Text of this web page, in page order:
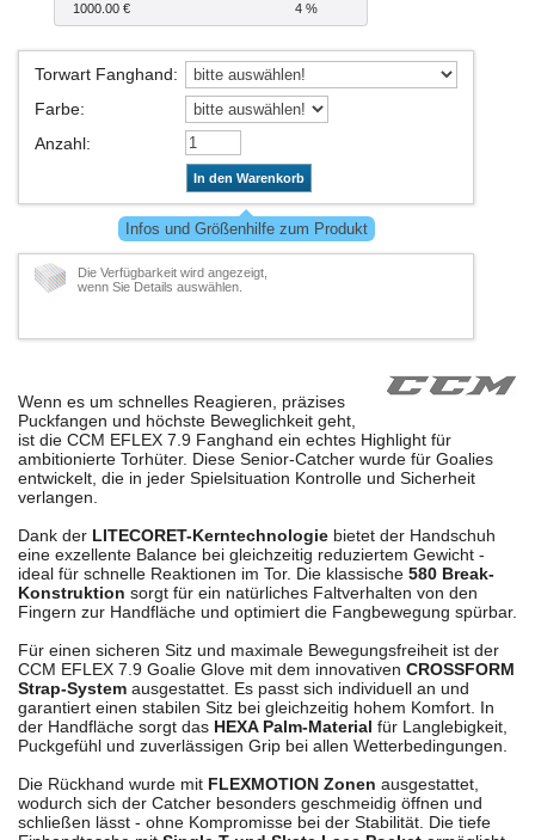
1000.00 €
4 %
Torwart Fanghand:
Farbe:
Anzahl:
In den Warenkorb
Infos und Größenhilfe zum Produkt
Die Verfügbarkeit wird angezeigt,
wenn Sie Details auswählen.
Wenn es um schnelles Reagieren, präzises
Puckfangen und höchste Beweglichkeit geht,
ist die CCM EFLEX 7.9 Fanghand ein echtes Highlight für
ambitionierte Torhüter. Diese Senior-Catcher wurde für Goalies
entwickelt, die in jeder Spielsituation Kontrolle und Sicherheit
verlangen.
Dank der LITECORET-Kerntechnologie bietet der Handschuh
eine exzellente Balance bei gleichzeitig reduziertem Gewicht -
ideal für schnelle Reaktionen im Tor. Die klassische 580 Break-
Konstruktion sorgt für ein natürliches Faltverhalten von den
Fingern zur Handfläche und optimiert die Fangbewegung spürbar.
Für einen sicheren Sitz und maximale Bewegungsfreiheit ist der
CCM EFLEX 7.9 Goalie Glove mit dem innovativen CROSSFORM
Strap-System ausgestattet. Es passt sich individuell an und
garantiert einen stabilen Sitz bei gleichzeitig hohem Komfort. In
der Handfläche sorgt das HEXA Palm-Material für Langlebigkeit,
Puckgefühl und zuverlässigen Grip bei allen Wetterbedingungen.
Die Rückhand wurde mit FLEXMOTION Zonen ausgestattet,
wodurch sich der Catcher besonders geschmeidig öffnen und
schließen lässt - ohne Kompromisse bei der Stabilität. Die tiefe